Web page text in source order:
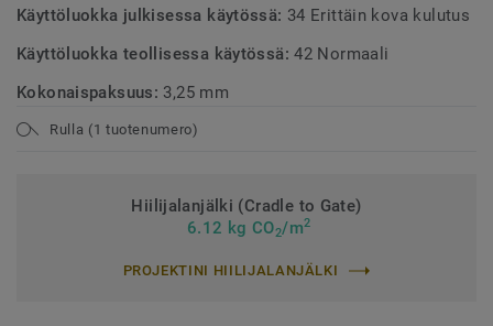
Käyttöluokka julkisessa käytössä: 34 Erittäin kova kulutus
Käyttöluokka teollisessa käytössä:42 Normaali
Kokonaispaksuus: 3,25 mm
Rulla (1 tuotenumero)
Hiilijalanjälki (Cradle to Gate)
6.12 kg CO2/m2
PROJEKTINI HIILIJALANJÄLKI